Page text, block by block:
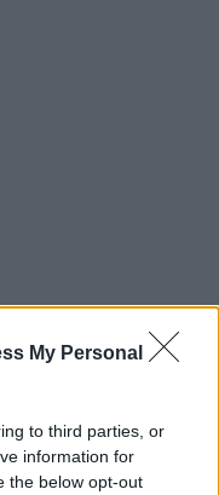
My Personal
to third parties, or
information for
the below opt-out
állításait: szó
megszűnéséről
azt írta, hogy az
8000 diák
oktató elbocsátásához